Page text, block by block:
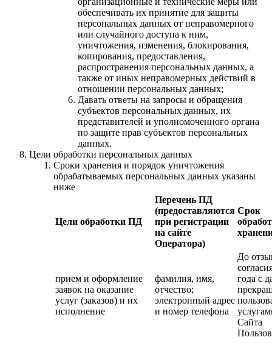
обеспечивать их принятие для защиты
персональных данных от неправомерного
или случайного доступа к ним,
уничтожения, изменения, блокирования,
копирования, предоставления,
распространения персональных данных, а
также от иных неправомерных действий в
отношении персональных данных;
Давать ответы на запросы и обращения
субъектов персональных данных, их
представителей и уполномоченного органа
по защите прав субъектов персональных
данных.
Цели обработки персональных данных
Сроки хранения и порядок уничтожения
обрабатываемых персональных данных указаны
ниже
Цели обработки ПД
Перечень ПД
(предоставляются
при регистрации
на сайте
Оператора)
Срок
прием и оформление
заявок на оказание
услуг (заказов) и их
исполнение
фамилия, имя,
отчество;
электронный адрес
и номер телефона
До
года с
Сайта